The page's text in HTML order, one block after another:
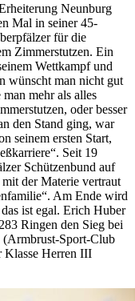
Neunburg
Mal in seiner 45-
für die
Zimmerstutzen. Ein
Wettkampf und
wünscht man nicht gut
mehr als alles
oder besser
den Stand ging, war
seinem ersten Start,
Seit 19
Schützenbund auf
der Materie vertraut
Am Ende wird
ist egal. Erich Huber
Ringen den Sieg bei
Sport-Club
Klasse Herren III